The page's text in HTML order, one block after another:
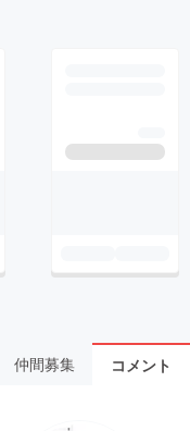
仲間募集 コメント